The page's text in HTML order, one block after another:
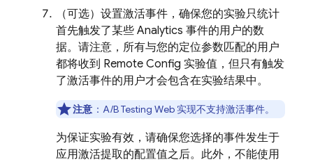
（可选）设置激活事件，确保您的实验只统计
首先触发了某些 Analytics 事件的用户的数
据。请注意，所有与您的定位参数匹配的用户
都将收到 Remote Config 实验值，但只有触发
了激活事件的用户才会包含在实验结果中。
注意 ： A/B Testing Web 实现不支持激活事件。
为保证实验有效，请确保您选择的事件发生于
应用激活提取的配置值之后。此外，不能使用